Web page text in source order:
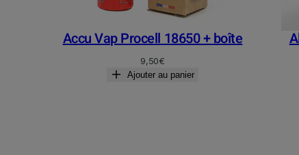
Accu Vap Procell 18650 + boîte
9,50€
Ajouter au panier